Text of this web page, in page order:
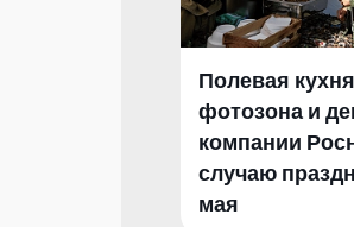
Полевая
фотозона и
компании
случаю
мая